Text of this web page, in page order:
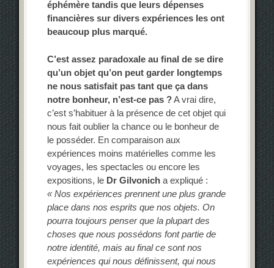
éphémère tandis que leurs dépenses
financières sur divers expériences les ont
beaucoup plus marqué.
C’est assez paradoxale au final de se dire
qu’un objet qu’on peut garder longtemps
ne nous satisfait pas tant que ça dans
notre bonheur, n’est-ce pas ?A vrai dire,
c’est s’habituer à la présence de cet objet qui
nous fait oublier la chance ou le bonheur de
le posséder. En comparaison aux
expériences moins matérielles comme les
voyages, les spectacles ou encore les
expositions, le Dr Gilvonich a expliqué :
« Nos expériences prennent une plus grande
place dans nos esprits que nos objets. On
pourra toujours penser que la plupart des
choses que nous possédons font partie de
notre identité, mais au final ce sont nos
expériences qui nous définissent, qui nous